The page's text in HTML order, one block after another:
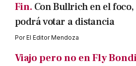
Fin. Con Bullrich en el
podrá votar a distancia
PorEl Editor Mendoza
Viajo pero no en Fly